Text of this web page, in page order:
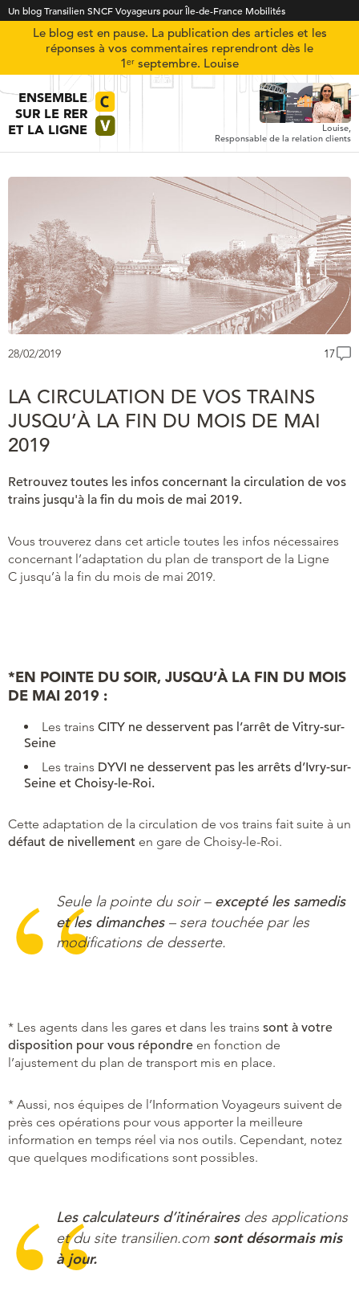
Un blog Transilien SNCF Voyageurs pour Île-de-France Mobilités
Le blog est en pause. La publication des articles et les
réponses à vos commentaires reprendront dès le
1ᵉʳ septembre. Louise
ENSEMBLE
SUR LE RER
ET LA LIGNE
Louise,
Responsable de la relation clients
28/02/2019 17
LA CIRCULATION DE VOS TRAINS
JUSQU’À LA FIN DU MOIS DE MAI
2019
Retrouvez toutes les infos concernant la circulation de vos
trains jusqu'à la fin du mois de mai 2019.
Vous trouverez dans cet article toutes les infos nécessaires
concernant l’adaptation du plan de transport de la Ligne
C jusqu’à la fin du mois de mai 2019.
*EN POINTE DU SOIR, JUSQU’À LA FIN DU MOIS
DE MAI 2019 :
Les trains CITY ne desservent pas l’arrêt de Vitry-sur-
Seine
Les trains DYVI ne desservent pas les arrêts d’Ivry-sur-
Seine et Choisy-le-Roi.
Cette adaptation de la circulation de vos trains fait suite à un
défaut de nivellement en gare de Choisy-le-Roi.
Seule la pointe du soir – excepté les samedis
et les dimanches– sera touchée par les
modifications de desserte.
* Les agents dans les gares et dans les trains sont à votre
disposition pour vous répondre en fonction de
l’ajustement du plan de transport mis en place.
* Aussi, nos équipes de l’Information Voyageurs suivent de
près ces opérations pour vous apporter la meilleure
information en temps réel via nos outils. Cependant, notez
que quelques modifications sont possibles.
Les calculateurs d’itinérairesdes applications
et du site transilien.com sont désormais mis
à jour.